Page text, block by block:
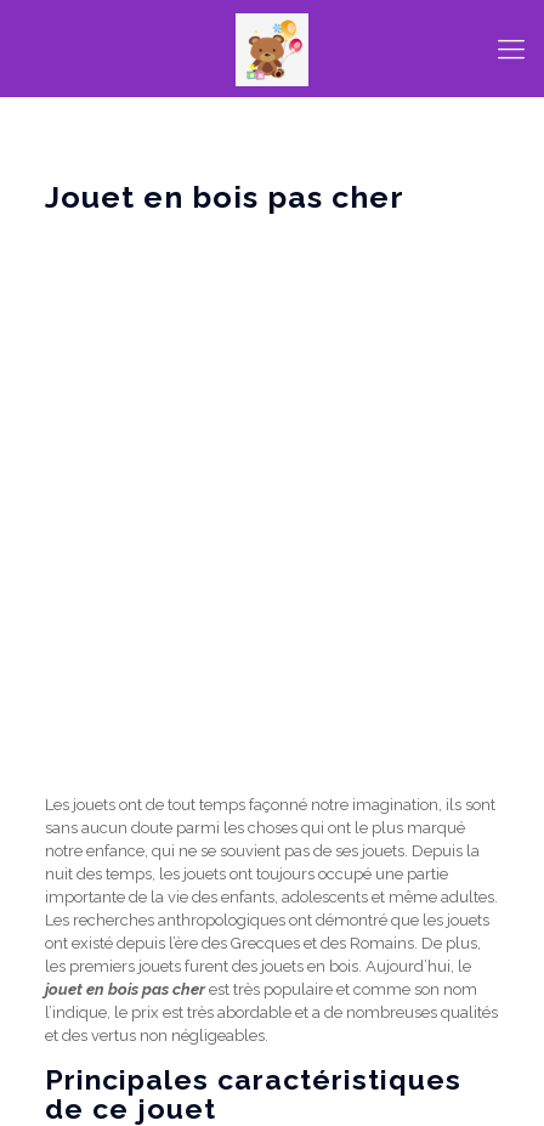
Jouet en bois pas cher
Les jouets ont de tout temps façonné notre imagination, ils sont
sans aucun doute parmi les choses qui ont le plus marqué
notre enfance, qui ne se souvient pas de ses jouets. Depuis la
nuit des temps, les jouets ont toujours occupé une partie
importante de la vie des enfants, adolescents et même adultes.
Les recherches anthropologiques ont démontré que les jouets
ont existé depuis l’ère des Grecques et des Romains. De plus,
les premiers jouets furent des jouets en bois. Aujourd’hui, le
jouet en bois pas cherest très populaire et comme son nom
l’indique, le prix est très abordable et a de nombreuses qualités
et des vertus non négligeables.
Principales caractéristiques
de ce jouet